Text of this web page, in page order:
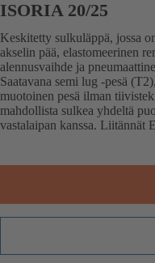
ISORIA 20/25
Keskitetty sulkuläppä, jossa
akselin pää, elastomeerinen
alennusvaihde ja
Saatavana semi lug -pesä
muotoinen pesä ilman
mahdollista sulkea yhdeltä
vastalaipan kanssa. Liitännät